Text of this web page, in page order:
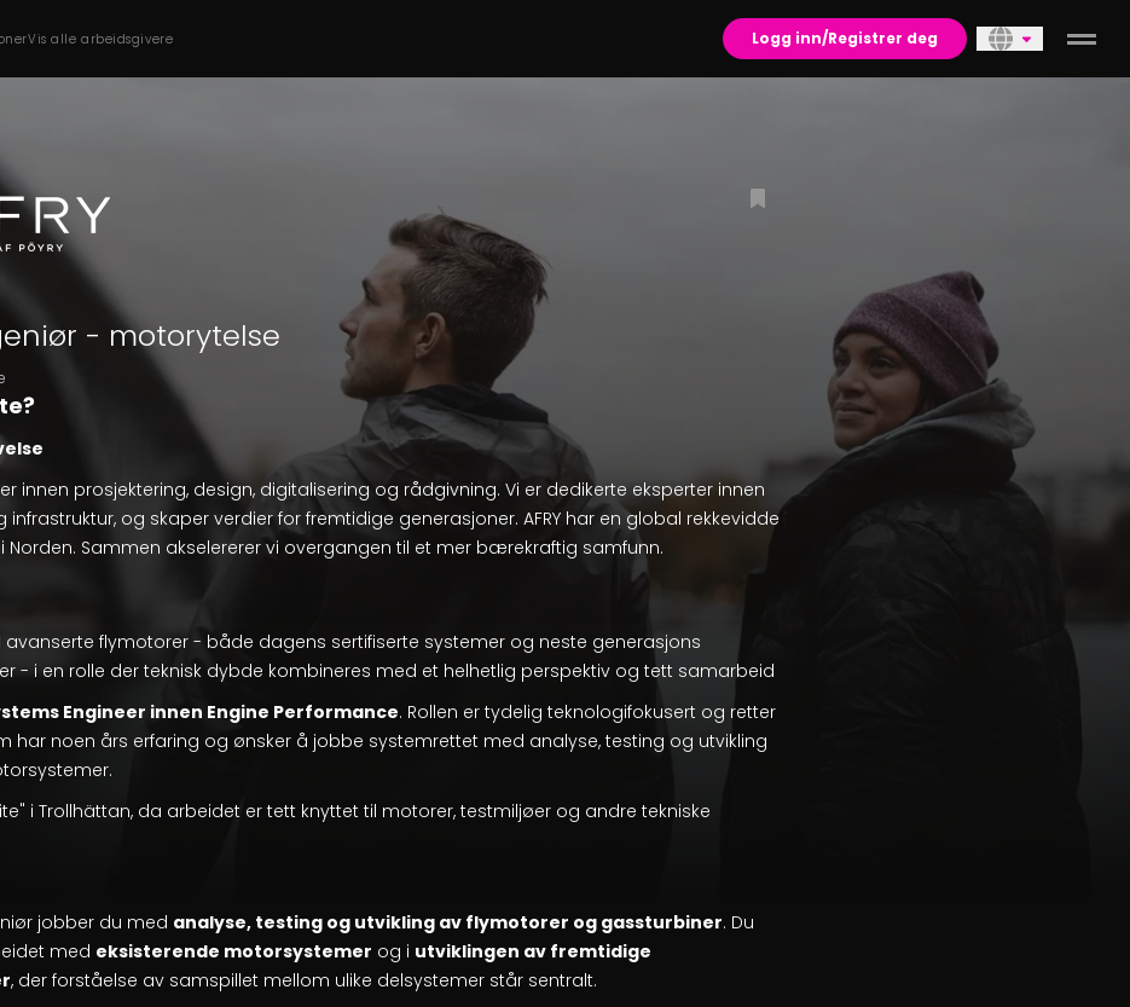
Vis alle arbeidsgivere Logg inn/Registrer deg
- motorytelse
innen prosjektering, design, digitalisering og rådgivning. Vi er dedikerte eksperter innen
infrastruktur, og skaper verdier for fremtidige generasjoner. AFRY har en global rekkevidde
Norden. Sammen akselererer vi overgangen til et mer bærekraftig samfunn.
flymotorer - både dagens sertifiserte systemer og neste generasjons
- i en rolle der teknisk dybde kombineres med et helhetlig perspektiv og tett samarbeid
Engineer innen Engine Performance. Rollen er tydelig teknologifokusert og retter
har noen års erfaring og ønsker å jobbe systemrettet med analyse, testing og utvikling
i Trollhättan, da arbeidet er tett knyttet til motorer, testmiljøer og andre tekniske
jobber du med analyse, testing og utvikling av flymotorer og gassturbiner. Du
med eksisterende motorsystemer og i utviklingen av fremtidige
, der forståelse av samspillet mellom ulike delsystemer står sentralt.